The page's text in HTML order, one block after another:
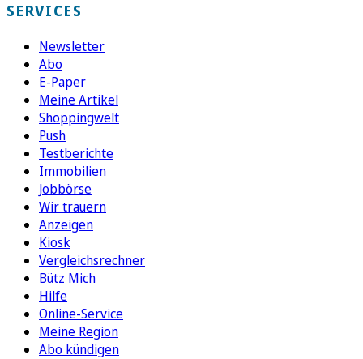
SERVICES
Newsletter
Abo
E-Paper
Meine Artikel
Shoppingwelt
Push
Testberichte
Immobilien
Jobbörse
Wir trauern
Anzeigen
Kiosk
Vergleichsrechner
Bütz Mich
Hilfe
Online-Service
Meine Region
Abo kündigen